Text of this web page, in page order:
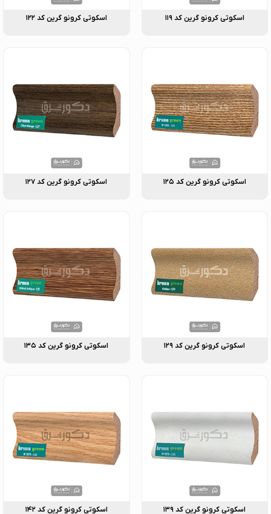
اسکوتی کرونو گرین کد ۱۱۹ اسکوتی کرونو گرین کد ۱۲۲
اسکوتی کرونو گرین کد ۱۲۵ اسکوتی کرونو گرین کد ۱۲۷
اسکوتی کرونو گرین کد ۱۲۹ اسکوتی کرونو گرین کد ۱۳۵
اسکوتی کرونو گرین کد ۱۳۹ اسکوتی کرونو گرین کد ۱۴۲